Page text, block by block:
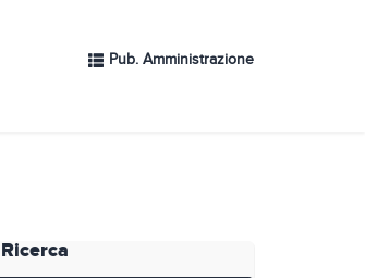
Pub. Amministrazione
Ricerca